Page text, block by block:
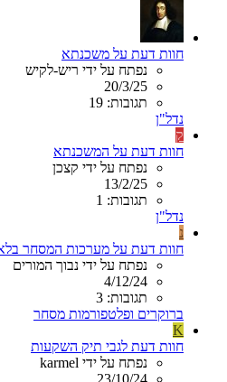
חוות דעת על משכנתא
נפתח על ידי ריש-לקיש
20/3/25
תגובות: 19
נדל"ן
ק
חוות דעת על המשכנתא
נפתח על ידי קצכן
13/2/25
תגובות: 1
נדל"ן
נ
חוות דעת על מערכות המסחר
נפתח על ידי נבוך המורים
4/12/24
תגובות: 3
ברוקרים ופלטפורמות מסחר
K
חוות דעת לגבי תיק השקעות
נפתח על ידי karmel